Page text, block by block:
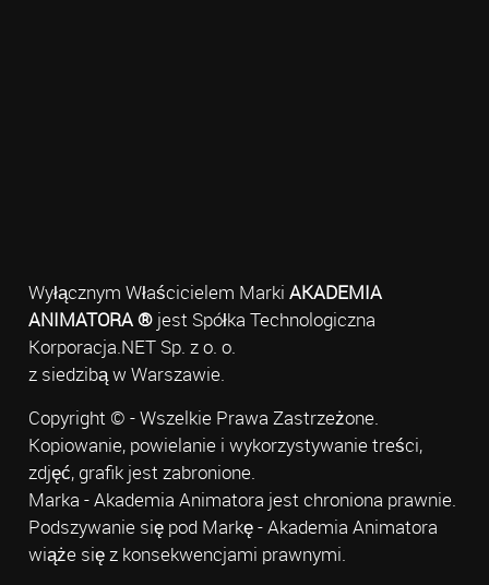
Wyłącznym Właścicielem Marki AKADEMIA
ANIMATORA ®jest Spółka Technologiczna
Korporacja.NET Sp. z o. o.
z siedzibą w Warszawie.
Copyright © - Wszelkie Prawa Zastrzeżone.
Kopiowanie, powielanie i wykorzystywanie treści,
zdjęć, grafik jest zabronione.
Marka - Akademia Animatora jest chroniona prawnie.
Podszywanie się pod Markę - Akademia Animatora
wiąże się z konsekwencjami prawnymi.